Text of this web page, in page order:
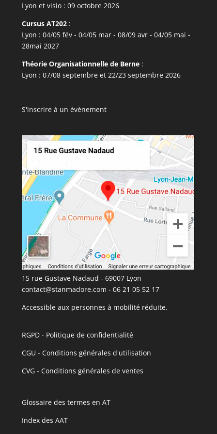
Lyon et visio : 09 octobre 2026
Cursus AT202:
Lyon : 04/05 fév - 04/05 mar - 08/09 avr - 04/05 mai -
28mai 2027
Théorie Organisationnelle de Berne:
Lyon : 07/08 septembre et 22/23 septembre 2026
S'inscrire à un évènement
15 rue Gustave Nadaud - 69007 Lyon
contact@stanmadore.com - 06 21 05 52 17
Accessible aux personnes à mobilité réduite.
RGPD - Politique de confidentialité
CGU - Conditions générales d'utilisation
CVG - Conditions générales de ventes
Glossaire des termes en AT
Index des AAT